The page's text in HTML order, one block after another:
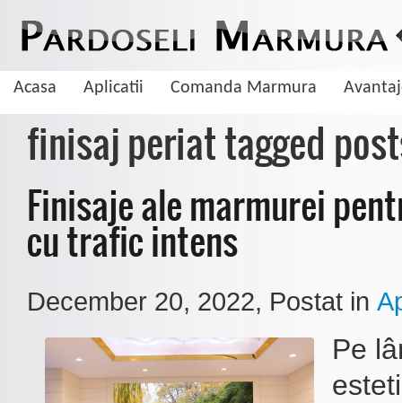
Acasa Aplicatii Comanda Marmura
De ce sa aleg pardoseala din marmura
Marmura este una dintre cele mai cautate pietre naturale cand vine
Cum sa cureti pardoseala de marmura
Curatarea pardoselilor de marmura se face foarte usor insa trebuie sa
finisaj periat tagged
Finisaje ale marmurei
cu trafic intens
December 20, 2022, Postat in
Pe